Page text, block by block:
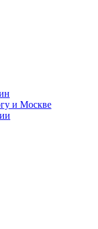
и Москве